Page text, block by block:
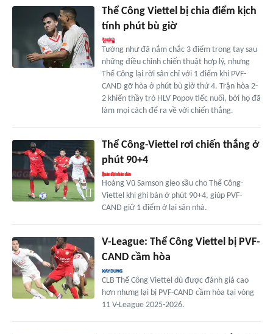
Thể Công Viettel bị chia điểm kịch
tính phút bù giờ
Tưởng như đã nắm chắc 3 điểm trong tay sau
những điều chỉnh chiến thuật hợp lý, nhưng
Thể Công lại rời sân chỉ với 1 điểm khi PVF-
CAND gỡ hòa ở phút bù giờ thứ 4. Trận hòa 2-
2 khiến thầy trò HLV Popov tiếc nuối, bởi họ đã
làm mọi cách để ra về với chiến thắng.
Thể Công-Viettel rơi chiến thắng ở
phút 90+4
Hoàng Vũ Samson gieo sầu cho Thể Công-
Viettel khi ghi bàn ở phút 90+4, giúp PVF-
CAND giữ 1 điểm ở lại sân nhà.
V-League: Thể Công Viettel bị PVF-
CAND cầm hòa
CLB Thể Công Viettel dù được đánh giá cao
hơn nhưng lại bị PVF-CAND cầm hòa tại vòng
11 V-League 2025-2026.